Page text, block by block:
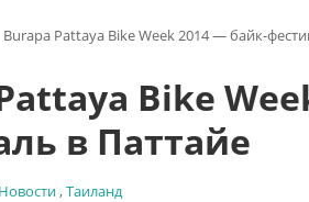
Burapa Pattaya Bike Week 2014 — байк-
Bike
в Паттайе
Новости,Таиланд